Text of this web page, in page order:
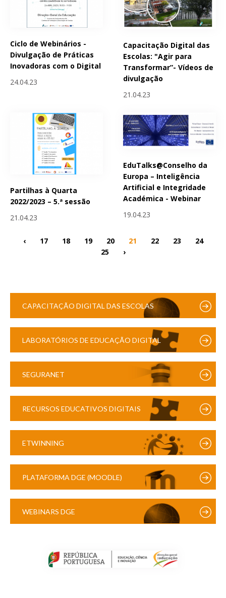
Ciclo de Webinários -
Divulgação de Práticas
Inovadoras com o Digital
24.04.23
Capacitação Digital das
Escolas: "Agir para
Transformar”- Vídeos de
divulgação
21.04.23
Partilhas à Quarta
2022/2023 – 5.ª sessão
21.04.23
EduTalks@Conselho da
Europa – Inteligência
Artificial e Integridade
Académica - Webinar
19.04.23
‹ 17 18 19 20 21 22 23
24
25
›
CAPACITAÇÃO DIGITAL DAS ESCOLAS
LABORATÓRIOS DE EDUCAÇÃO DIGITAL
SEGURANET
RECURSOS EDUCATIVOS DIGITAIS
ETWINNING
PLATAFORMA DGE (MOODLE)
WEBINARS DGE